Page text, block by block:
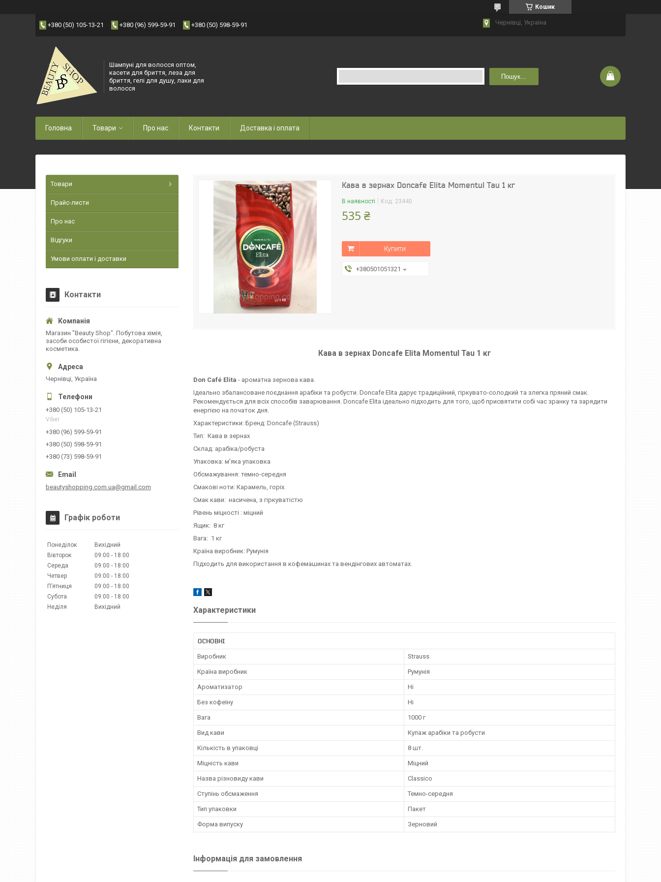
Кошик
+380 (50) 105-13-21 +380 (96) 599-59-91 +380 (50) 598-59-91 Чернівці, Україна
Шампуні для волосся оптом,
касети для бриття, леза для
бриття, гелі для душу, лаки для
волосся
Пошук...
Головна Товари Про нас Контакти Доставка і оплата
Кава в зернах Doncafe Elita Momentul Tau 1 кг
В наявності Код: 23440
535 ₴
Купити
+380501051321
Кава в зернах Doncafe Elita Momentul Tau 1 кг
Don Café Elita - ароматна зернова кава.
Ідеально збалансоване поєднання арабіки та робусти. Doncafe Elita дарує традиційний, гіркувато-солодкий та злегка пряний смак.
Рекомендується для всіх способів заварювання. Doncafe Elita ідеально підходить для того, щоб присвятити собі час зранку та зарядити
енергією на початок дня.
Характеристики: Бренд: Doncafe (Strauss)
Тип: Кава в зернах
Склад: арабіка/робуста
Упаковка: м'яка упаковка
Обсмажування: темно-середня
Смакові ноти: Карамель, горіх.
Смак кави: насичена, з гіркуватістю
Рівень міцності : міцний
Ящик: 8 кг
Вага: 1 кг
Країна виробник: Румунія
Підходить для використання в кофемашинах та вендінгових автоматах.
Характеристики
ОСНОВНІ
Виробник Strauss
Країна виробник Румунія
Ароматизатор Ні
Без кофеїну Ні
Вага 1000 г
Вид кави Купаж арабіки та робусти
Кількість в упаковці 8 шт.
Міцність кави Міцний
Назва різновиду кави Classico
Ступінь обсмаження Темно-середня
Тип упаковки Пакет
Форма випуску Зерновий
Інформація для замовлення
Товари
Прайс-листи
Про нас
Відгуки
Умови оплати і доставки
Контакти
Магазин "Beauty Shop". Побутова хімія,
засоби особистої гігієни, декоративна
косметика.
Чернівці, Україна
+380 (50) 105-13-21
Viber
+380 (96) 599-59-91
+380 (50) 598-59-91
+380 (73) 598-59-91
beautyshopping.com.ua@gmail.com
Графік роботи
Понеділок
Вихідний
Вівторок
09:00
18:00
Середа
09:00
18:00
Четвер
09:00
18:00
Пʼятниця
09:00
18:00
Субота
09:00
18:00
Неділя
Вихідний